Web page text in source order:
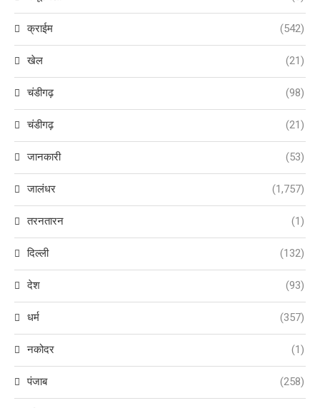
क्राईम (542)
खेल (21)
चंडीगढ़ (98)
चंडीगढ़ (21)
जानकारी (53)
जालंधर (1,757)
तरनतारन (1)
दिल्ली (132)
देश (93)
धर्म (357)
नकोदर (1)
पंजाब (258)